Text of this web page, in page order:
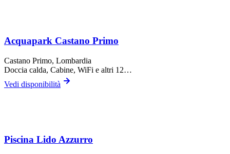
Acquapark Castano Primo
Castano Primo, Lombardia
Doccia calda, Cabine, WiFi e altri 12…
Vedi disponibilità
Piscina Lido Azzurro